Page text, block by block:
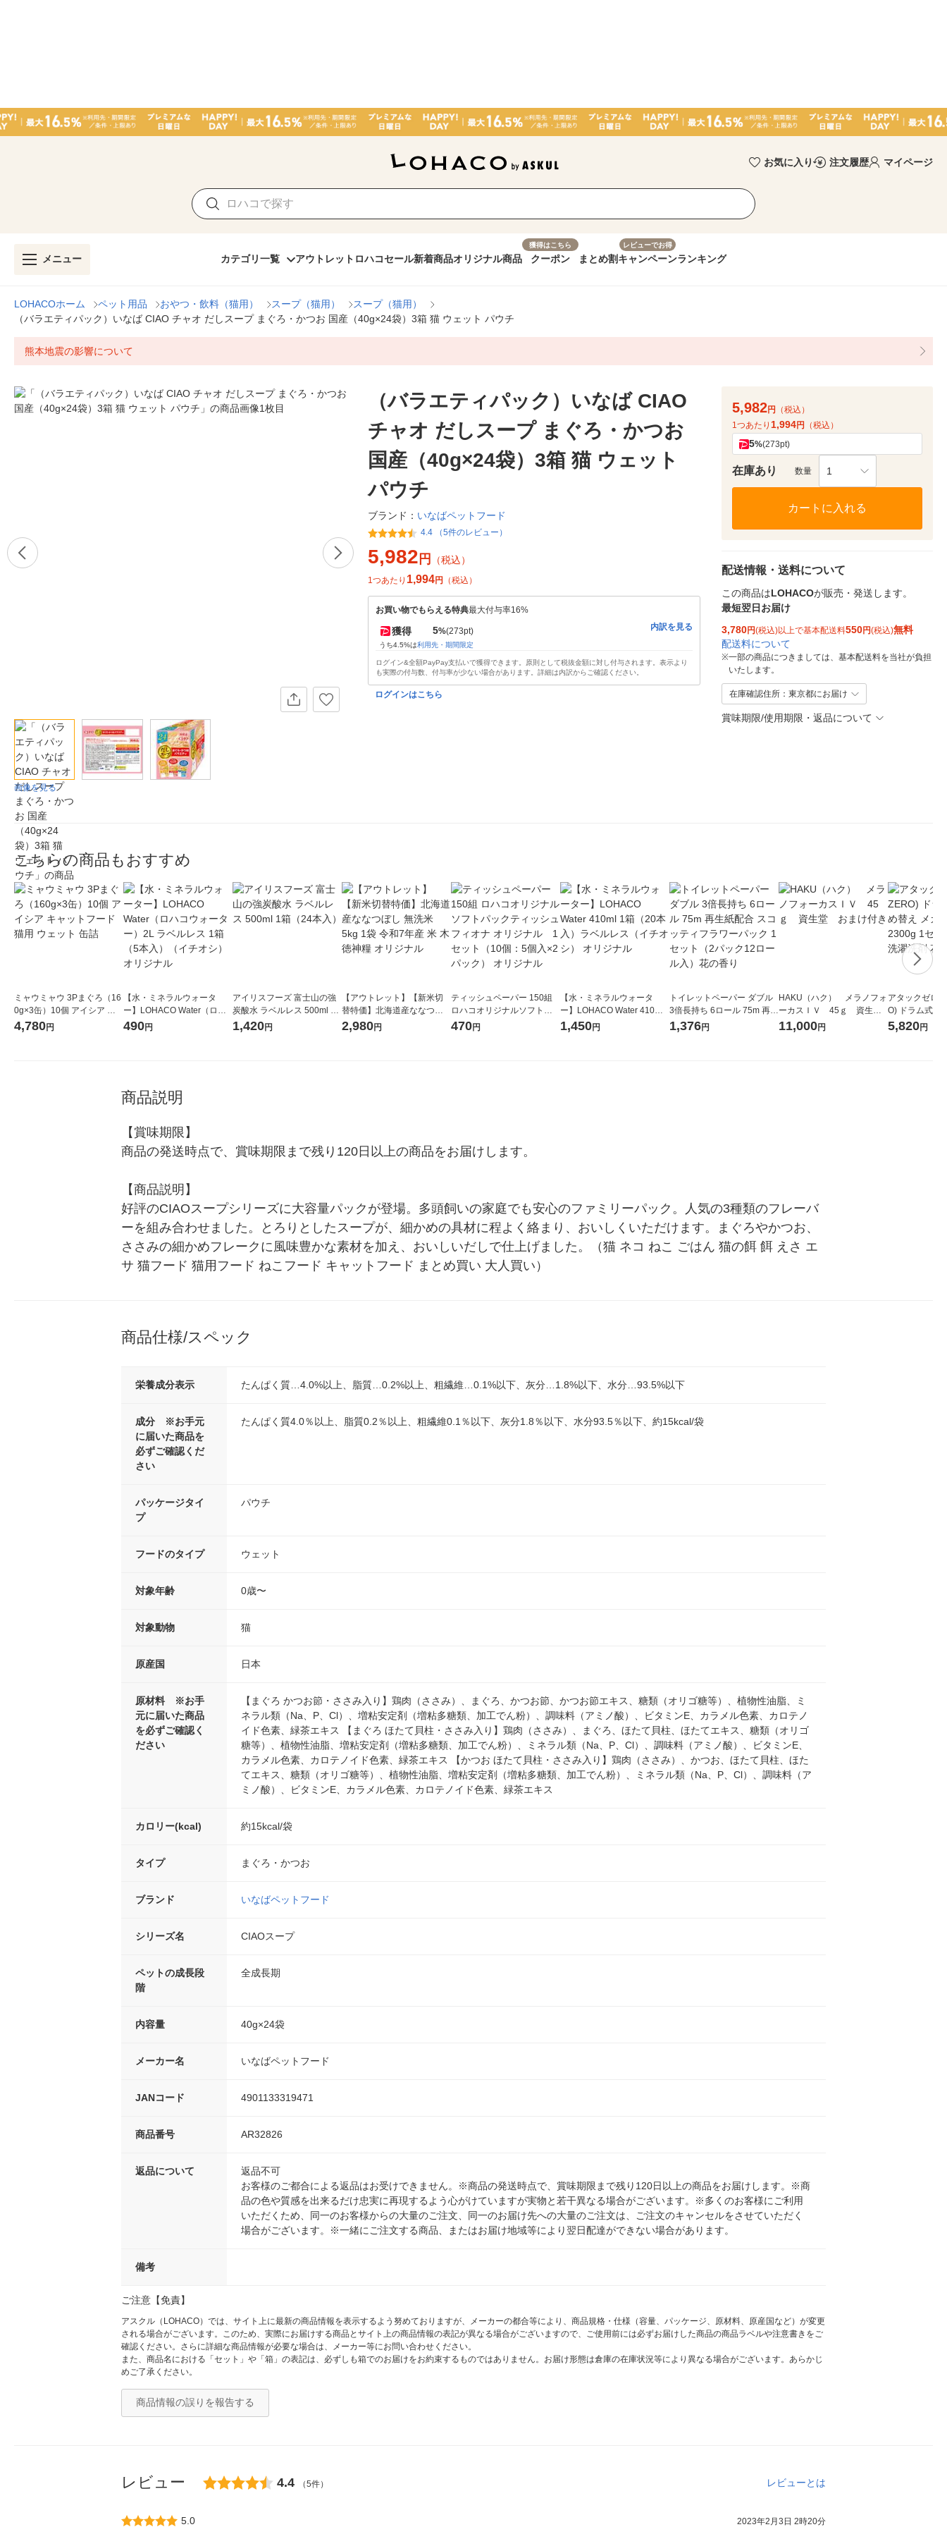
お気に入り 注文履歴 マイページ
メニュー カテゴリ一覧 アウトレット ロハコセール新着商品オリジナル商品
獲得はこちら
クーポン まとめ割
レビューでお得
キャンペーンランキング
LOHACOホーム ペット用品 おやつ・飲料（猫用） スープ（猫用）
スープ（猫用）
（バラエティパック）いなば CIAO チャオ だしスープ まぐろ・かつお 国産（40g×24袋）3箱 猫 ウェット パウチ
熊本地震の影響について
画像を見る
（バラエティパック）いなば CIAO
チャオ だしスープ まぐろ・かつお
国産（40g×24袋）3箱 猫 ウェット
パウチ
ブランド： いなばペットフード
4.4 （5件のレビュー）
5,982 円 （税込）
1つあたり 1,994円 （税込）
お買い物でもらえる特典最大付与率16%
獲得 5%(273pt)
うち4.5%は利用先・期間限定
内訳を見る
ログイン&全額PayPay支払いで獲得できます。原則として税抜金額に対し付与されます。表示より
も実際の付与数、付与率が少ない場合があります。詳細は内訳からご確認ください。
ログインはこちら
5,982円
（税込）
1つあたり 1,994円 （税込）
5%(273pt)
在庫あり 数量 1
カートに入れる
配送情報・送料について
この商品はLOHACOが販売・発送します。
最短翌日お届け
3,780円(税込)以上で基本配送料550円(税込)無料
配送料について
※一部の商品につきましては、基本配送料を当社が負担
いたします。
在庫確認住所：東京都にお届け
賞味期限/使用期限・返品について
こちらの商品もおすすめ
ミャウミャウ 3Pまぐろ（16
0g×3缶）10個 アイシア キ
ャットフード 猫用 ウェット
4,780円
【水・ミネラルウォータ
ー】LOHACO Water（ロハ
コウォーター）2L ラベルレ
490円
アイリスフーズ 富士山の強
炭酸水 ラベルレス 500ml 1
箱（24本入）
1,420円
【アウトレット】【新米切
替特価】北海道産ななつぼ
し 無洗米 5kg 1袋 令和7年産
2,980円
ティッシュペーパー 150組
ロハコオリジナルソフトパ
ックティッシュ フィオナ オ
470円
【水・ミネラルウォータ
ー】LOHACO Water 410ml
1箱（20本入）ラベルレス
1,450円
トイレットペーパー ダブル
3倍長持ち 6ロール 75m 再生
紙配合 スコッティフラワー
1,376円
HAKU（ハク） メラノフォ
ーカスＩＶ 45ｇ 資生
堂 おまけ付き
11,000円
アタックゼロ
O) ドラム式専
ガジャンボ
5,820円
商品説明
【賞味期限】
商品の発送時点で、賞味期限まで残り120日以上の商品をお届けします。
【商品説明】
好評のCIAOスープシリーズに大容量パックが登場。多頭飼いの家庭でも安心のファミリーパック。人気の3種類のフレーバ
ーを組み合わせました。とろりとしたスープが、細かめの具材に程よく絡まり、おいしくいただけます。まぐろやかつお、
ささみの細かめフレークに風味豊かな素材を加え、おいしいだしで仕上げました。（猫 ネコ ねこ ごはん 猫の餌 餌 えさ エ
サ 猫フード 猫用フード ねこフード キャットフード まとめ買い 大人買い）
商品仕様/スペック
栄養成分表示 たんぱく質…4.0%以上、脂質…0.2%以上、粗繊維…0.1%以下、灰分…1.8%以下、水分…93.5%以下
成分 ※お手元
に届いた商品を
必ずご確認くだ
さい
たんぱく質4.0％以上、脂質0.2％以上、粗繊維0.1％以下、灰分1.8％以下、水分93.5％以下、約15kcal/袋
パッケージタイ
プ
パウチ
フードのタイプ ウェット
対象年齢 0歳〜
対象動物 猫
原産国 日本
原材料 ※お手
元に届いた商品
を必ずご確認く
ださい
【まぐろ かつお節・ささみ入り】鶏肉（ささみ）、まぐろ、かつお節、かつお節エキス、糖類（オリゴ糖等）、植物性油脂、ミ
ネラル類（Na、P、Cl）、増粘安定剤（増粘多糖類、加工でん粉）、調味料（アミノ酸）、ビタミンE、カラメル色素、カロテノ
イド色素、緑茶エキス 【まぐろ ほたて貝柱・ささみ入り】鶏肉（ささみ）、まぐろ、ほたて貝柱、ほたてエキス、糖類（オリゴ
糖等）、植物性油脂、増粘安定剤（増粘多糖類、加工でん粉）、ミネラル類（Na、P、Cl）、調味料（アミノ酸）、ビタミンE、
カラメル色素、カロテノイド色素、緑茶エキス 【かつお ほたて貝柱・ささみ入り】鶏肉（ささみ）、かつお、ほたて貝柱、ほた
てエキス、糖類（オリゴ糖等）、植物性油脂、増粘安定剤（増粘多糖類、加工でん粉）、ミネラル類（Na、P、Cl）、調味料（ア
ミノ酸）、ビタミンE、カラメル色素、カロテノイド色素、緑茶エキス
カロリー(kcal) 約15kcal/袋
タイプ まぐろ・かつお
ブランド いなばペットフード
シリーズ名 CIAOスープ
ペットの成長段
階
全成長期
内容量 40g×24袋
メーカー名 いなばペットフード
JANコード 4901133319471
商品番号 AR32826
返品について
返品不可
お客様のご都合による返品はお受けできません。※商品の発送時点で、賞味期限まで残り120日以上の商品をお届けします。※商
品の色や質感を出来るだけ忠実に再現するよう心がけていますが実物と若干異なる場合がございます。※多くのお客様にご利用
いただくため、同一のお客様からの大量のご注文、同一のお届け先への大量のご注文は、ご注文のキャンセルをさせていただく
場合がございます。※一緒にご注文する商品、またはお届け地域等により翌日配達ができない場合があります。
備考
ご注意【免責】
アスクル（LOHACO）では、サイト上に最新の商品情報を表示するよう努めておりますが、メーカーの都合等により、商品規格・仕様（容量、パッケージ、原材料、原産国など）が変更
される場合がございます。このため、実際にお届けする商品とサイト上の商品情報の表記が異なる場合がございますので、ご使用前には必ずお届けした商品の商品ラベルや注意書きをご
確認ください。さらに詳細な商品情報が必要な場合は、メーカー等にお問い合わせください。
また、商品名における「セット」や「箱」の表記は、必ずしも箱でのお届けをお約束するものではありません。お届け形態は倉庫の在庫状況等により異なる場合がございます。あらかじ
めご了承ください。
商品情報の誤りを報告する
レビュー 4.4 （5件） レビューとは
5.0 2023年2月3日 2時20分